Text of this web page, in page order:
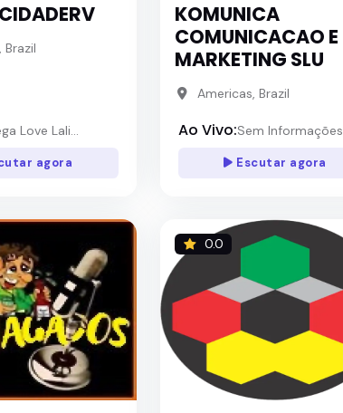
Brazil
Love Lali...
agora
KOMUNICA
COMUNICACAO E
MARKETING SLU
Americas, Brazil
Ao Vivo:Sem Informações
Escutar agora
0.0